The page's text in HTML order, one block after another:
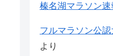
榛名湖マラソン速
フルマラソン公
より